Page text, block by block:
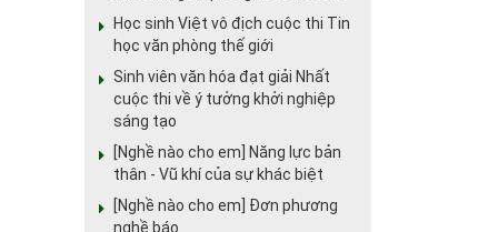
Học sinh Việt vô địch cuộc thi Tin
học văn phòng thế giới
Sinh viên văn hóa đạt giải Nhất
cuộc thi về ý tưởng khởi nghiệp
sáng tạo
[Nghề nào cho em] Năng lực bản
thân - Vũ khí của sự khác biệt
[Nghề nào cho em] Đơn phương
nghề báo